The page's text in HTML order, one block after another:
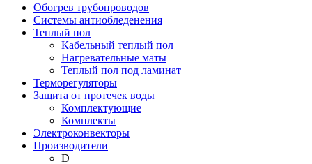
Обогрев трубопроводов
Системы антиобледенения
Теплый пол
Кабельный теплый пол
Нагревательные маты
Теплый пол под ламинат
Терморегуляторы
Защита от протечек воды
Комплектующие
Комплекты
Электроконвекторы
Производители
D